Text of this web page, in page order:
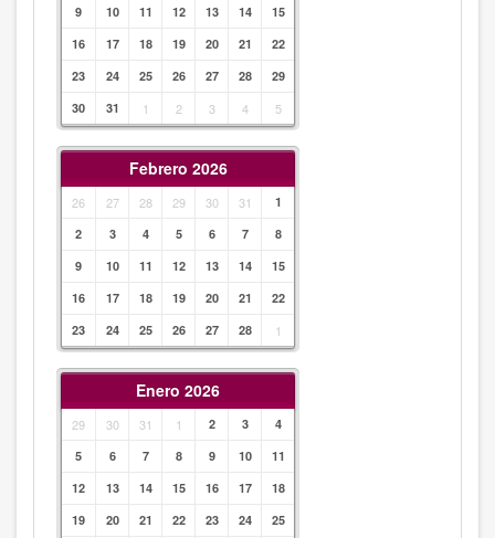
9
10 11 12 13 14
15
16
17 18 19 20 21
22
23
24 25 26 27 28
29
30
31 1 2 3 4 5
Febrero 2026
26 27 28 29 30 31
1
2
3 4 5 6 7
8
9
10 11 12 13 14
15
16
17 18 19 20 21
22
23
24 25 26 27 28 1
Enero 2026
29 30 31 1 2 3
4
5
6 7 8 9 10
11
12
13 14 15 16 17
18
19
20 21 22 23 24
25